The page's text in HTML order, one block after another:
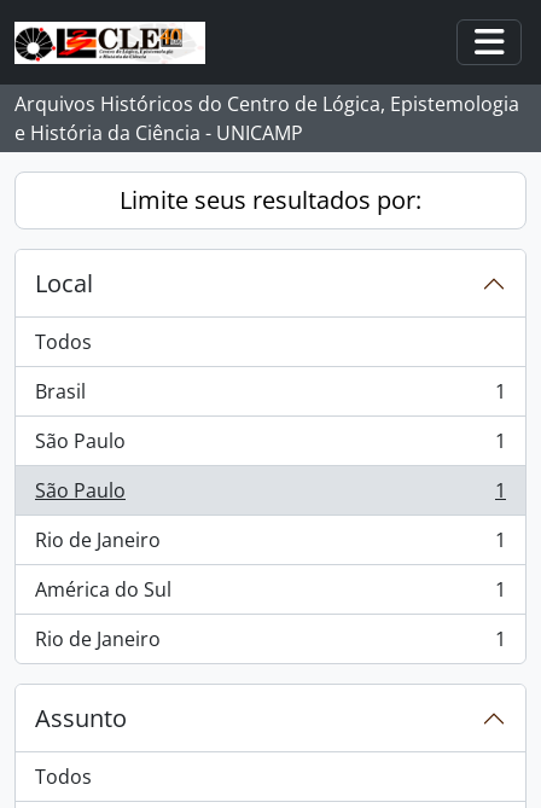
Skip to main content
Arquivos Históricos do Centro de Lógica, Epistemologia
e História da Ciência - UNICAMP
Limite seus resultados por:
Local
Todos
Brasil
, 1 resultados
1
São Paulo
, 1 resultados
1
São Paulo
, 1 resultados
1
Rio de Janeiro
, 1 resultados
1
América do Sul
, 1 resultados
1
Rio de Janeiro
, 1 resultados 1
Assunto
Todos